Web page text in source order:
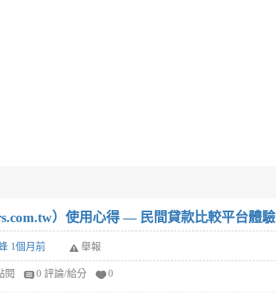
）使用心得 — 民間貸款比較平台體驗
1個月前 舉報
閱 0 評論/給分 0